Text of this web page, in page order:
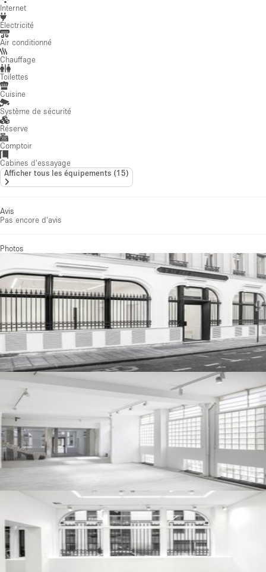
Internet
Électricité
Air conditionné
Chauffage
Toilettes
Cuisine
Système de sécurité
Réserve
Comptoir
Cabines d'essayage
Afficher tous les équipements (15)
Avis
Pas encore d'avis
Photos